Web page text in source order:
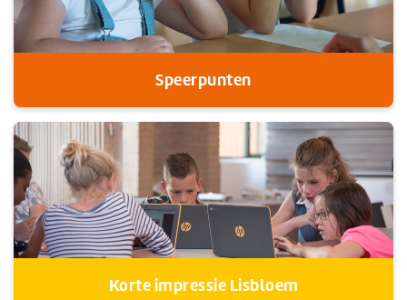
Speerpunten
Korte impressie Lisbloem